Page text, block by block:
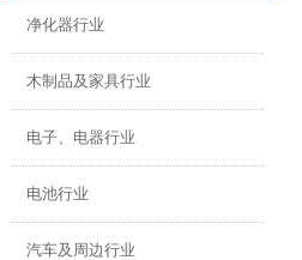
净化器行业
木制品及家具行业
电子、电器行业
电池行业
汽车及周边行业